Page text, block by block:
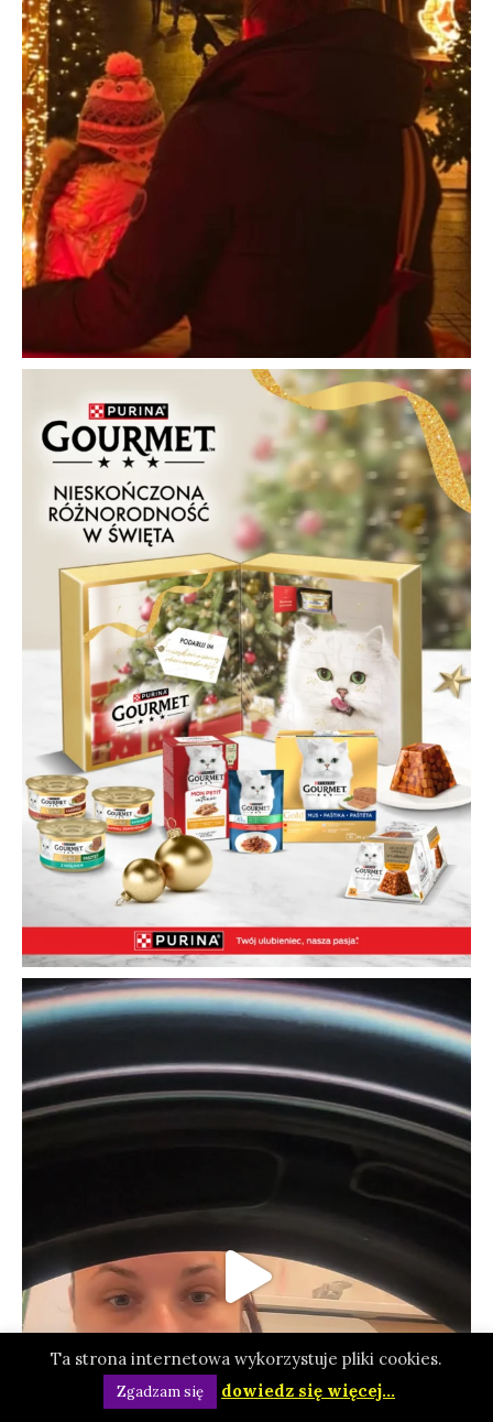
Ta strona internetowa wykorzystuje pliki cookies.
Zgadzam się dowiedz się więcej...